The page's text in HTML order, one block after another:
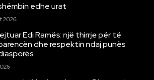
edhe urat
2026
Edi Ramës: një thirrje për të
dhe respektin ndaj punës